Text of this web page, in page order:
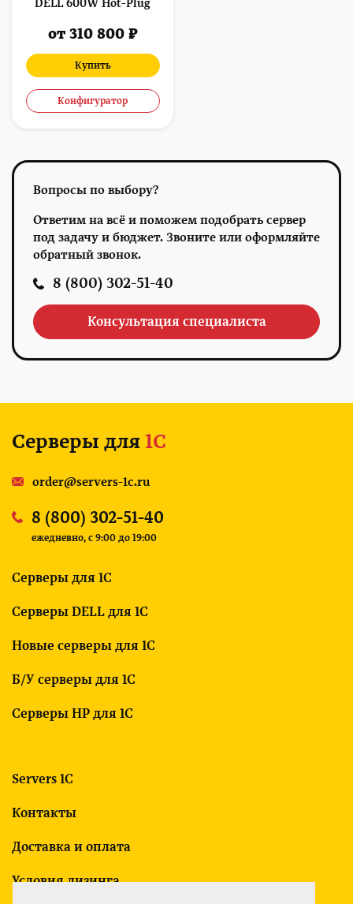
DELL 600W Hot-Plug
от 310 800 ₽
Купить
Конфигуратор
Вопросы по выбору?
Ответим на всё и поможем подобрать сервер
под задачу и бюджет. Звоните или оформляйте
обратный звонок.
8 (800) 302-51-40
Консультация специалиста
Серверы для 1С
Серверы DELL для 1С
Новые серверы для 1С
Б/У серверы для 1С
Серверы HP для 1С
Servers 1C
Контакты
Доставка и оплата
Условия лизинга
Серверы для 1С
order@servers-1c.ru
8 (800) 302-51-40
ежедневно, c 9:00 до 19:00